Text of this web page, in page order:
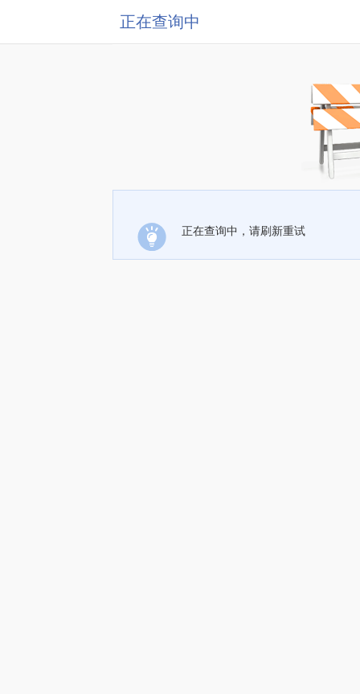
正在查询中
正在查询中，请刷新重试